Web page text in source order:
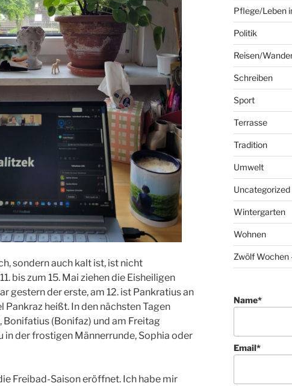
sondern auch kalt ist, ist nicht
bis zum 15. Mai ziehen die Eisheiligen
gestern der erste, am 12. ist Pankratius an
Pankraz heißt. In den nächsten Tagen
(Bonifaz) und am Freitag
in der frostigen Männerrunde, Sophia oder
Freibad-Saison eröffnet. Ich habe mir
Pflege/Leben
Politik
Reisen/
Schreiben
Sport
Terrasse
Tradition
Umwelt
Uncategorized
Wintergarten
Wohnen
Zwölf Wochen
Name*
Email*